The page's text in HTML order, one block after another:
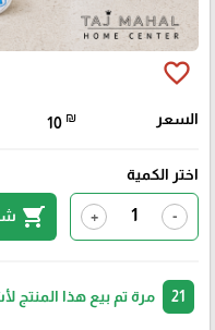
favorite_border
السعر 10 ₪
اختر الكمية
-
+
shopping_cart
مرة تم بيع هذا المنتج